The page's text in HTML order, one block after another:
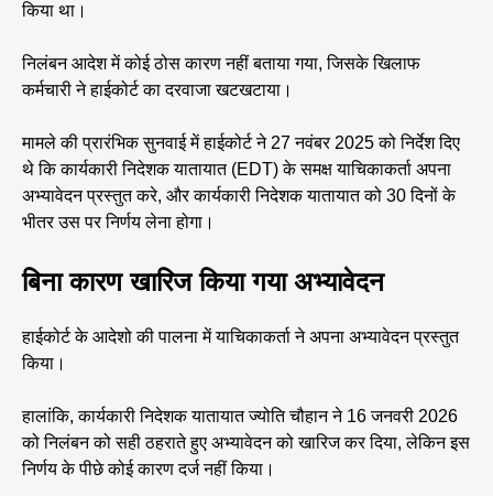
किया था।
निलंबन आदेश में कोई ठोस कारण नहीं बताया गया, जिसके खिलाफ
कर्मचारी ने हाईकोर्ट का दरवाजा खटखटाया।
मामले की प्रारंभिक सुनवाई में हाईकोर्ट ने 27 नवंबर 2025 को निर्देश दिए
थे कि कार्यकारी निदेशक यातायात (EDT) के समक्ष याचिकाकर्ता अपना
अभ्यावेदन प्रस्तुत करे, और कार्यकारी निदेशक यातायात को 30 दिनों के
भीतर उस पर निर्णय लेना होगा।
बिना कारण खारिज किया गया अभ्यावेदन
हाईकोर्ट के आदेशो की पालना में याचिकाकर्ता ने अपना अभ्यावेदन प्रस्तुत
किया।
हालांकि, कार्यकारी निदेशक यातायात ज्योति चौहान ने 16 जनवरी 2026
को निलंबन को सही ठहराते हुए अभ्यावेदन को खारिज कर दिया, लेकिन इस
निर्णय के पीछे कोई कारण दर्ज नहीं किया।